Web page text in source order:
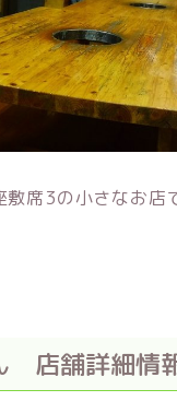
席3の小さなお店
店舗詳細情